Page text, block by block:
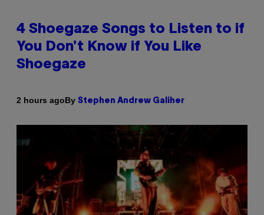
4 Shoegaze Songs to Listen to if
You Don’t Know if You Like
Shoegaze
2 hours agoBy Stephen Andrew Galiher